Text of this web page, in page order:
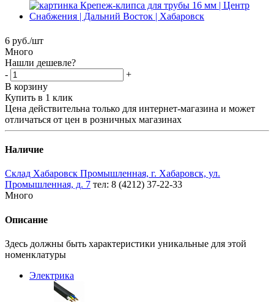
6 руб./шт
Много
Нашли дешевле?
-
+
В корзину
Купить в 1 клик
Цена действительна только для интернет-магазина и может
отличаться от цен в розничных магазинах
Наличие
Склад Хабаровск Промышленная, г. Хабаровск, ул.
Промышленная, д. 7 тел: 8 (4212) 37-22-33
Много
Описание
Здесь должны быть характеристики уникальные для этой
номенклатуры
Электрика